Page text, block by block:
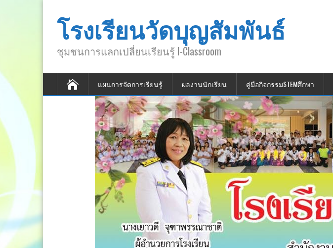
โรงเรียนวัดบุญสัมพันธ์
ชุมชนการแลกเปลี่ยนเรียนรู้ I-Classroom
แผนการจัดการเรียนรู้ ผลงานนักเรียน คู่มือกิจกรรมSTEMศึกษา